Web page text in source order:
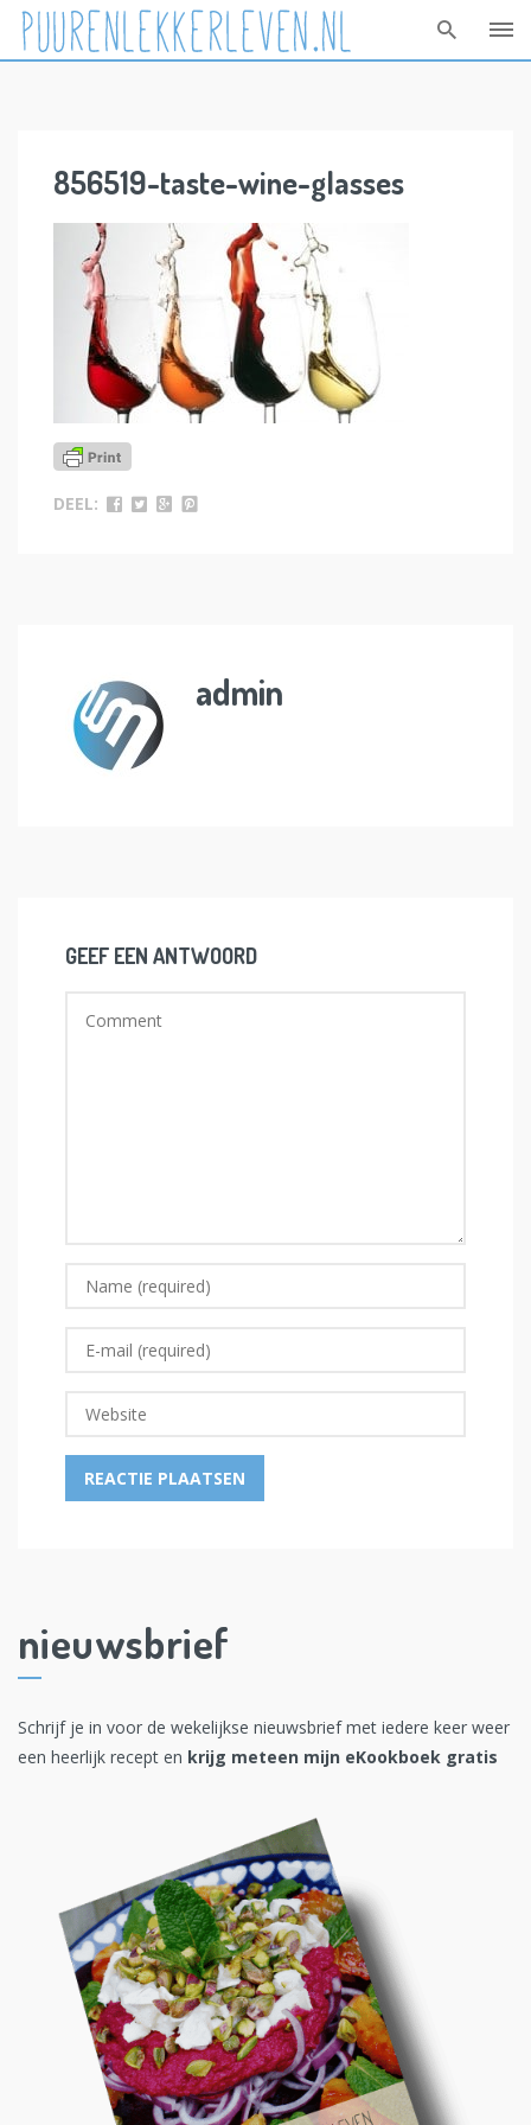
856519-taste-wine-glasses
DEEL:
admin
GEEF EEN ANTWOORD
nieuwsbrief
Schrijf je in voor de wekelijkse nieuwsbrief met iedere keer weer
een heerlijk recept en krijg meteen mijn eKookboek gratis